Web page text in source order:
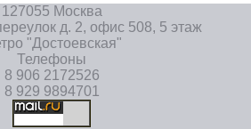
127055 Москва
д. 2, офис 508, 5 этаж
"Достоевская"
Телефоны
8 906 2172526
8 929 9894701